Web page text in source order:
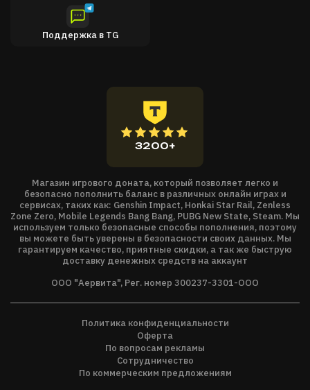
Магазин игрового доната, который позволяет легко и
безопасно пополнить баланс в различных онлайн играх и
сервисах, таких как: Genshin Impact, Honkai Star Rail, Zenless
Zone Zero, Mobile Legends Bang Bang, PUBG New State, Steam. Мы
используем только безопасные способы пополнения, поэтому
вы можете быть уверены в безопасности своих данных. Мы
гарантируем качество, приятные скидки, а так же быструю
доставку денежных средств на аккаунт
ООО "Аервита", Рег. номер 300237-3301-ООО
3200+
Поддержка в TG
Политика конфиденциальности
Оферта
По вопросам рекламы
Сотрудничество
По коммерческим предложениям